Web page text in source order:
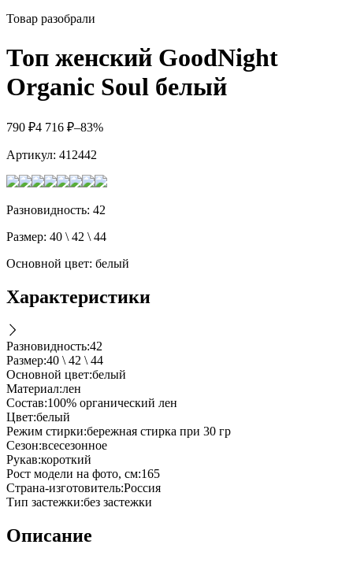
Товар разобрали
Топ женский GoodNight
Organic Soul белый
790 ₽4 716 ₽–83%
Артикул: 412442
Разновидность: 42
Размер: 40 \ 42 \ 44
Основной цвет: белый
Характеристики
Разновидность:42
Размер:40 \ 42 \ 44
Основной цвет:белый
Материал:лен
Состав:100% органический лен
Цвет:белый
Режим стирки:бережная стирка при 30 гр
Cезон:всесезонное
Рукав:короткий
Рост модели на фото, см:165
Страна-изготовитель:Россия
Тип застежки:без застежки
Описание